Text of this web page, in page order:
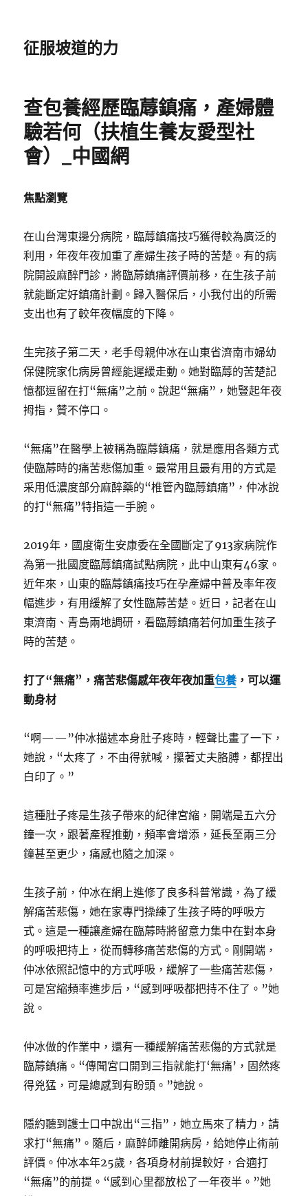
征服坡道的力
查包養經歷臨蓐鎮痛，產婦體
驗若何（扶植生養友愛型社
會）_中國網
焦點瀏覽
在山台灣東邊分病院，臨蓐鎮痛技巧獲得較為廣泛的
利用，年夜年夜加重了產婦生孩子時的苦楚。有的病
院開設麻醉門診，將臨蓐鎮痛評價前移，在生孩子前
就能斷定好鎮痛計劃。歸入醫保后，小我付出的所需
支出也有了較年夜幅度的下降。
生完孩子第二天，老手母親仲冰在山東省濟南市婦幼
保健院家化病房曾經能遲緩走動。她對臨蓐的苦楚記
憶都逗留在打“無痛”之前。說起“無痛”，她豎起年夜
拇指，贊不停口。
“無痛”在醫學上被稱為臨蓐鎮痛，就是應用各類方式
使臨蓐時的痛苦悲傷加重。最常用且最有用的方式是
采用低濃度部分麻醉藥的“椎管內臨蓐鎮痛”，仲冰說
的打“無痛”特指這一手腕。
2019年，國度衛生安康委在全國斷定了913家病院作
為第一批國度臨蓐鎮痛試點病院，此中山東有46家。
近年來，山東的臨蓐鎮痛技巧在孕產婦中普及率年夜
幅進步，有用緩解了女性臨蓐苦楚。近日，記者在山
東濟南、青島兩地調研，看臨蓐鎮痛若何加重生孩子
時的苦楚。
打了“無痛”，痛苦悲傷感年夜年夜加重包養 ，可以運
動身材
“啊——”仲冰描述本身肚子疼時，輕聲比畫了一下，
她說，“太疼了，不由得就喊，攥著丈夫胳膊，都捏出
白印了。”
這種肚子疼是生孩子帶來的紀律宮縮，開端是五六分
鐘一次，跟著產程推動，頻率會增添，延長至兩三分
鐘甚至更少，痛感也隨之加深。
生孩子前，仲冰在網上進修了良多科普常識，為了緩
解痛苦悲傷，她在家專門操練了生孩子時的呼吸方
式。這是一種讓產婦在臨蓐時將留意力集中在對本身
的呼吸把持上，從而轉移痛苦悲傷的方式。剛開端，
仲冰依照記憶中的方式呼吸，緩解了一些痛苦悲傷，
可是宮縮頻率進步后，“感到呼吸都把持不住了。”她
說。
仲冰做的作業中，還有一種緩解痛苦悲傷的方式就是
臨蓐鎮痛。“傳聞宮口開到三指就能打‘無痛’，固然疼
得兇猛，可是總感到有盼頭。”她說。
隱約聽到護士口中說出“三指”，她立馬來了精力，請
求打“無痛”。隨后，麻醉師離開病房，給她停止術前
評價。仲冰本年25歲，各項身材前提較好，合適打
“無痛”的前提。“感到心里都放松了一年夜半。”她